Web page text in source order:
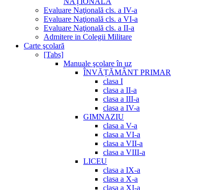
Evaluare Naţională cls. a IV-a
Evaluare Naţională cls. a VI-a
Evaluare Naţională cls. a II-a
Admitere in Colegii Militare
Carte şcolară
[Tabs]
Manuale şcolare în uz
ÎNVĂȚĂMÂNT PRIMAR
clasa I
clasa a II-a
clasa a III-a
clasa a IV-a
GIMNAZIU
clasa a V-a
clasa a VI-a
clasa a VII-a
clasa a VIII-a
LICEU
clasa a IX-a
clasa a X-a
clasa a XI-a